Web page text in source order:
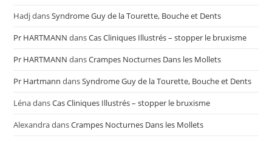
HadjdansSyndrome Guy de la Tourette, Bouche et Dents
Pr HARTMANN dansCas Cliniques Illustrés – stopper le bruxisme
Pr HARTMANN dansCrampes Nocturnes Dans les Mollets
Pr Hartmann dansSyndrome Guy de la Tourette, Bouche et Dents
LénadansCas Cliniques Illustrés – stopper le bruxisme
AlexandradansCrampes Nocturnes Dans les Mollets